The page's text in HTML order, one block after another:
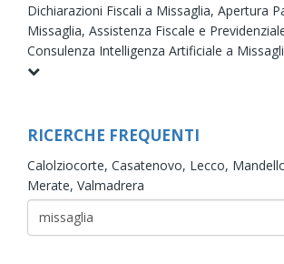
Dichiarazioni Fiscali a Missaglia, Apertura
Missaglia, Assistenza Fiscale e
Consulenza Intelligenza Artificiale a
RICERCHE FREQUENTI
Calolziocorte, Casatenovo, Lecco,
Merate, Valmadrera